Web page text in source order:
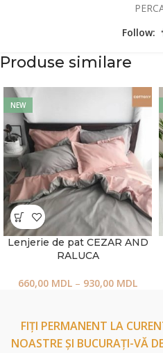
Follow:
Produse similare
NEW
Lenjerie de pat CEZAR AND
RALUCA
660,00 MDL – 930,00 MDL
FIȚI PERMANENT LA
NOASTRE ȘI BUCURAȚI-VĂ